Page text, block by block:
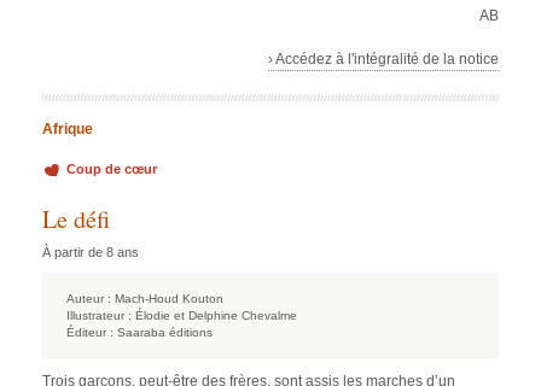
AB
› Accédez à l'intégralité de la notice
Afrique
Coup de cœur
Le défi
À partir de 8 ans
Auteur : Mach-Houd Kouton
Illustrateur : Élodie et Delphine Chevalme
Éditeur : Saaraba éditions
Trois garçons, peut-être des frères, sont assis les marches d’un